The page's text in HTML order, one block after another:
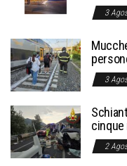
3
3
cinque
2